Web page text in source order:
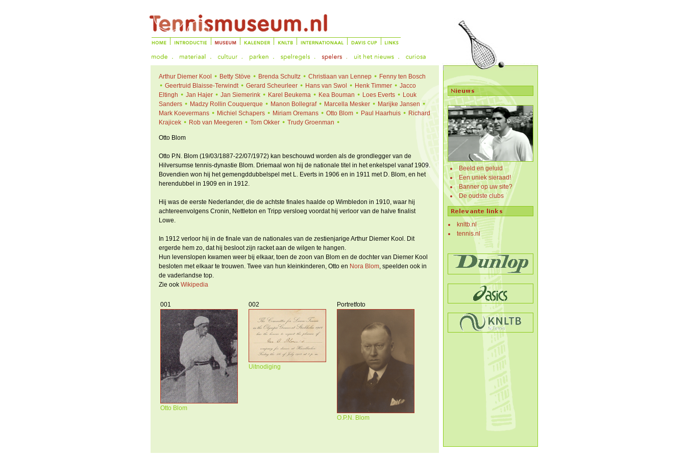
Arthur Diemer Kool Betty Stöve Brenda Schultz Christiaan van Lennep
Fenny ten Bosch
Geertruid Blaisse-Terwindt
Gerard Scheurleer Hans van Swol Henk Timmer
Jacco
Eltingh
Jan Hajer Jan Siemerink Karel Beukema Kea Bouman Loes Everts
Louk
Sanders
Madzy Rollin Couquerque Manon Bollegraf Marcella Mesker
Marijke Jansen
Mark Koevermans
Michiel Schapers Miriam Oremans Otto Blom Paul Haarhuis
Richard
Krajicek
Rob van Meegeren Tom Okker Trudy Groenman
Otto Blom
Otto P.N. Blom (19/03/1887-22/07/1972) kan beschouwd worden als de grondlegger van de
Hilversumse tennis-dynastie Blom. Driemaal won hij de nationale titel in het enkelspel vanaf 1909.
Bovendien won hij het gemengddubbelspel met L. Everts in 1906 en in 1911 met D. Blom, en het
herendubbel in 1909 en in 1912.
Hij was de eerste Nederlander, die de achtste finales haalde op Wimbledon in 1910, waar hij
achtereenvolgens Cronin, Nettleton en Tripp versloeg voordat hij verloor van de halve finalist
Lowe.
In 1912 verloor hij in de finale van de nationales van de zestienjarige Arthur Diemer Kool. Dit
ergerde hem zo, dat hij besloot zijn racket aan de wilgen te hangen.
Hun levenslopen kwamen weer bij elkaar, toen de zoon van Blom en de dochter van Diemer Kool
besloten met elkaar te trouwen. Twee van hun kleinkinderen, Otto en Nora Blom, speelden ook in
de vaderlandse top.
Zie ook Wikipedia
001
Otto Blom
002
Uitnodiging
Portretfoto
O.P.N. Blom
Beeld en geluid
Een uniek sieraad!
Banner op uw site?
De oudste clubs
knltb.nl
tennis.nl